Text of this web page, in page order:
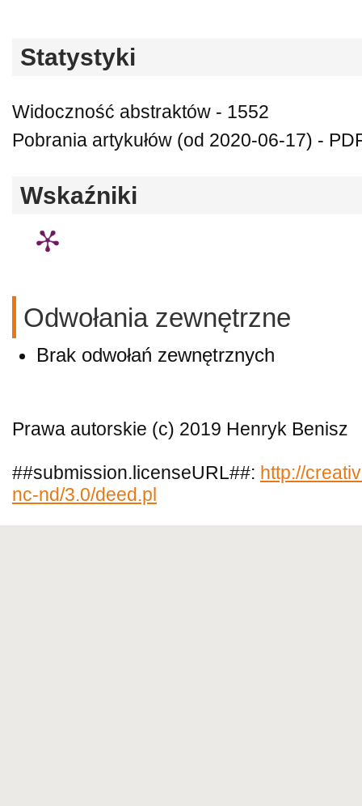
Statystyki
Widoczność abstraktów - 1552
Pobrania artykułów (od 2020-06-17) -
Wskaźniki
Odwołania zewnętrzne
Brak odwołań zewnętrznych
Prawa autorskie (c) 2019 Henryk Benisz
##submission.licenseURL##: http://
nc-nd/3.0/deed.pl